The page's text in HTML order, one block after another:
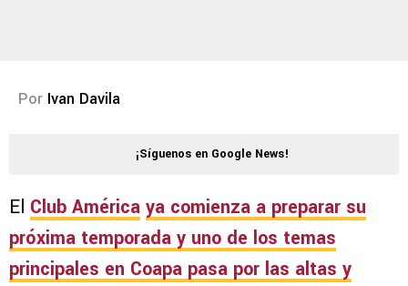
Por Ivan Davila
¡Síguenos en Google News!
El Club América ya comienza a preparar su
próxima temporada y uno de los temas
principales en Coapa pasa por las altas y